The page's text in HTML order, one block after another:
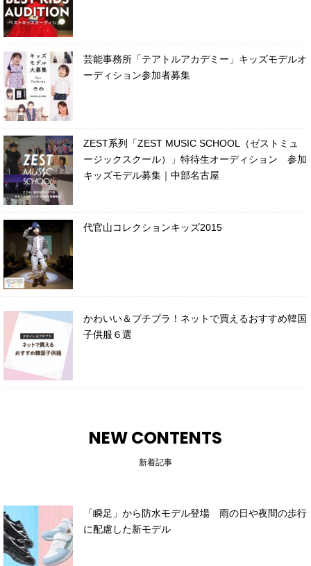
芸能事務所「テアトルアカデミー」キッズモデルオ
ーディション参加者募集
ZEST系列「ZEST MUSIC SCHOOL（ゼストミュ
ージックスクール）」特待生オーディション 参加
キッズモデル募集｜中部名古屋
代官山コレクションキッズ2015
かわいい＆プチプラ！ネットで買えるおすすめ韓国
子供服６選
NEW CONTENTS
新着記事
「瞬足」から防水モデル登場 雨の日や夜間の歩行
に配慮した新モデル